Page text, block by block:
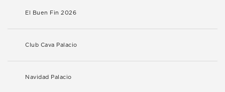
El Buen Fin 2026
Club Cava Palacio
Navidad Palacio